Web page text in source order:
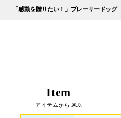
「感動を贈りたい！」プレーリードッ
Item
アイテムから選ぶ